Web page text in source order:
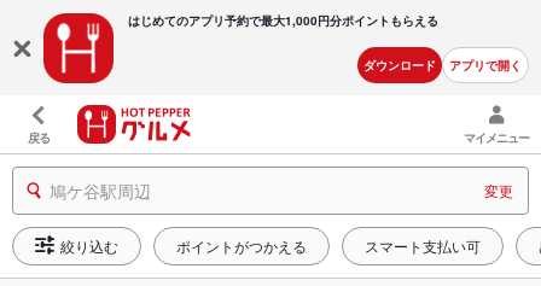
はじめてのアプリ予約で最大1,000円分ポイントもらえる
ダウンロード アプリで開く
戻る マイメニュー
鳩ケ谷駅周辺 変更
絞り込む ポイントがつかえる スマート支払い可